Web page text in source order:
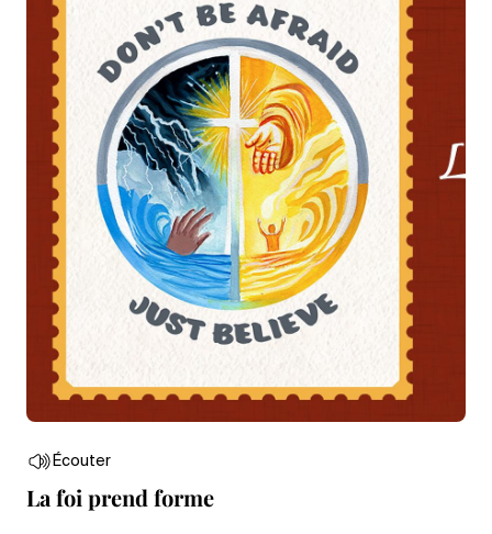
Écouter
La foi prend forme